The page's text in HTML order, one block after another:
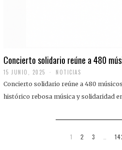
Concierto solidario reúne a 480
15 JUNIO, 2025 NOTICIAS
Concierto solidario reúne a 480
histórico rebosa música y solidaridad
1 2 3